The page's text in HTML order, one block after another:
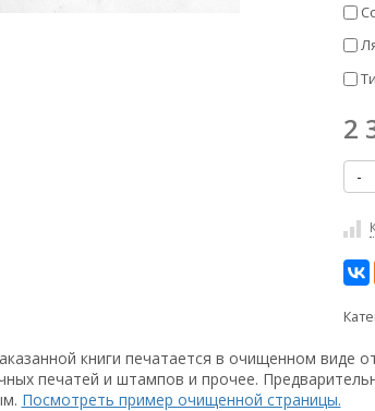
2
-
книги печатается в очищенном виде
печатей и штампов и прочее.
Посмотреть пример очищенной страницы.